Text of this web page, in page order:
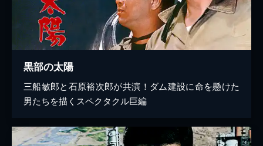
黒部の太陽
三船敏郎と石原裕次郎が共演！ダム建設に命を懸けた
男たちを描くスペクタクル巨編